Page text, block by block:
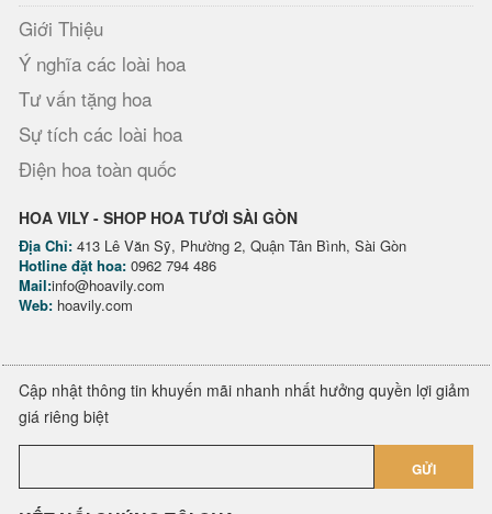
Giới Thiệu
Ý nghĩa các loài hoa
Tư vấn tặng hoa
Sự tích các loài hoa
Điện hoa toàn quốc
HOA VILY - SHOP HOA TƯƠI SÀI GÒN
Địa Chỉ: 413 Lê Văn Sỹ, Phường 2, Quận Tân Bình, Sài Gòn
Hotline đặt hoa: 0962 794 486
Mail:info@hoavily.com
Web: hoavily.com
Cập nhật thông tin khuyến mãi nhanh nhất hưởng quyền lợi giảm
giá riêng biệt
GỬI